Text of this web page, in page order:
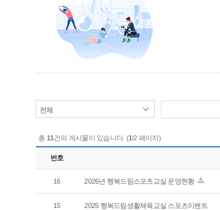
총 11건의 게시물이 있습니다. (1/2 페이지)
번호
16 2026년 행복드림스포츠교실 운영현황
15 2025 행복드림생활체육교실 스포츠이벤트